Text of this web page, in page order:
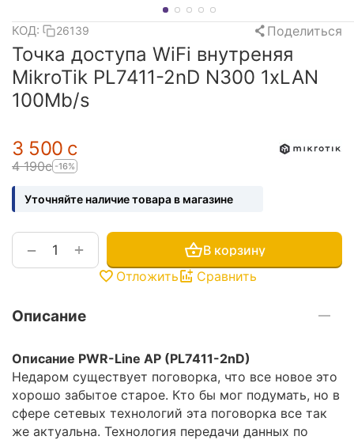
КОД: 26139 Поделиться
Точка доступа WiFi внутреняя
MikroTik PL7411-2nD N300 1xLAN
100Mb/s
3 500 с
4 190с -16%
Уточняйте наличие товара в магазине
+
−
В корзину
Отложить
Сравнить
Описание
Описание PWR-Line AP (PL7411-2nD)
Недаром существует поговорка, что все новое это
хорошо забытое старое. Кто бы мог подумать, но в
сфере сетевых технологий эта поговорка все так
же актуальна. Технология передачи данных по